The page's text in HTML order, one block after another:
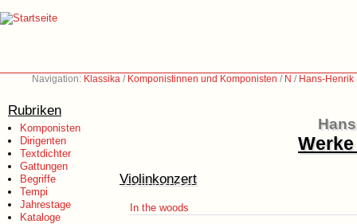
Navigation: Klassika / Komponistinnen und Komponisten / N / Hans-Henrik
Rubriken
Komponisten
Dirigenten
Textdichter
Gattungen
Begriffe
Tempi
Jahrestage
Kataloge
Violinkonzert
In the woods